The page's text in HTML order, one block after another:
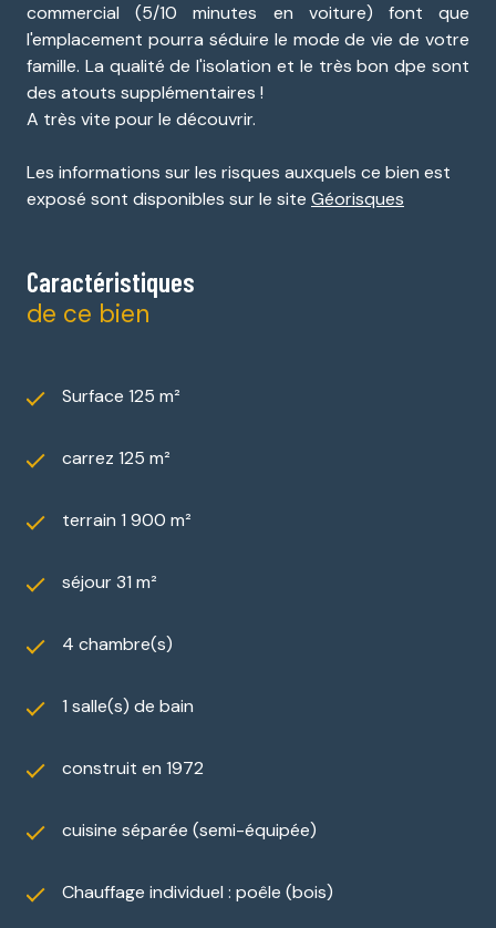
commercial (5/10 minutes en voiture) font que
l'emplacement pourra séduire le mode de vie de votre
famille. La qualité de l'isolation et le très bon dpe sont
des atouts supplémentaires !
A très vite pour le découvrir.
Les informations sur les risques auxquels ce bien est
exposé sont disponibles sur le site Géorisques
Caractéristiques
de ce bien
Surface 125 m²
carrez 125 m²
terrain 1 900 m²
séjour 31 m²
4 chambre(s)
1 salle(s) de bain
construit en 1972
cuisine séparée (semi-équipée)
Chauffage individuel : poêle (bois)